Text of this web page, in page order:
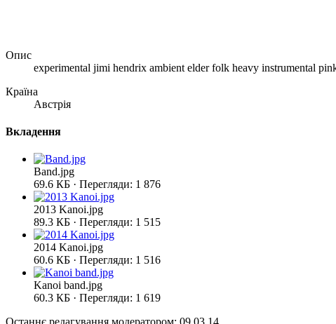
Опис
experimental jimi hendrix ambient elder folk heavy instrumental
Країна
Австрія
Вкладення
Band.jpg
69.6 КБ · Перегляди: 1 876
2013 Kanoi.jpg
89.3 КБ · Перегляди: 1 515
2014 Kanoi.jpg
60.6 КБ · Перегляди: 1 516
Kanoi band.jpg
60.3 КБ · Перегляди: 1 619